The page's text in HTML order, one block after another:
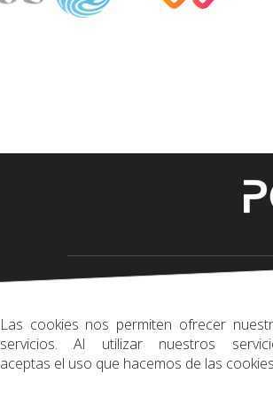
Las cookies nos permiten ofrecer
servicios. Al utilizar nuestros
aceptas el uso que hacemos de las